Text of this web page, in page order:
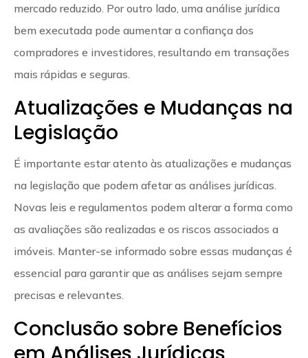
mercado reduzido. Por outro lado, uma análise jurídica
bem executada pode aumentar a confiança dos
compradores e investidores, resultando em transações
mais rápidas e seguras.
Atualizações e Mudanças na
Legislação
É importante estar atento às atualizações e mudanças
na legislação que podem afetar as análises jurídicas.
Novas leis e regulamentos podem alterar a forma como
as avaliações são realizadas e os riscos associados a
imóveis. Manter-se informado sobre essas mudanças é
essencial para garantir que as análises sejam sempre
precisas e relevantes.
Conclusão sobre Benefícios